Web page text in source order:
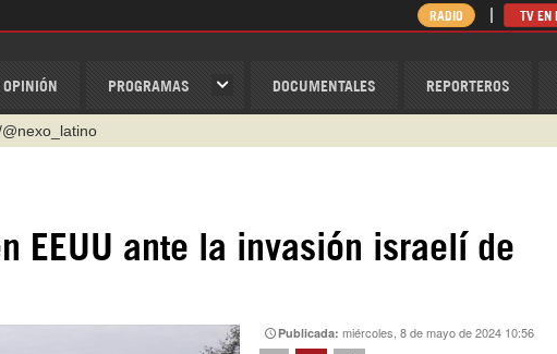
OPINIÓN PROGRAMAS DOCUMENTALES REPORTEROS
RADIO TV EN
79 29 404
Nexolatino.Canal
EEUU ante la invasión israelí de
Publicada:miércoles, 8 de mayo de 2024 10:56